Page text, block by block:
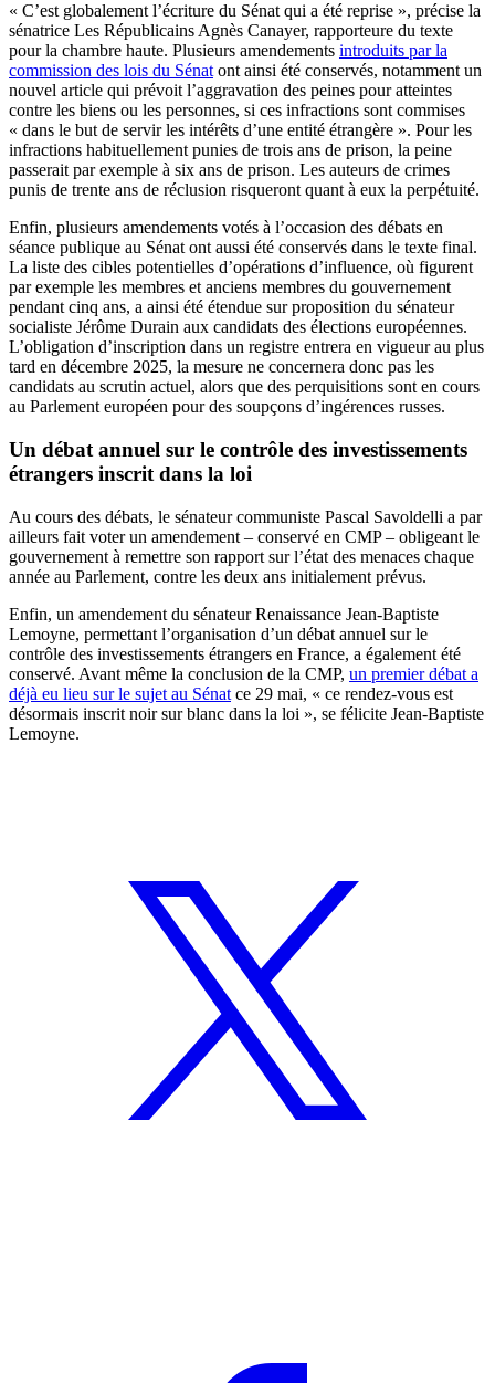
« C’est globalement l’écriture du Sénat qui a été reprise », précise la
sénatrice Les Républicains Agnès Canayer, rapporteure du texte
pour la chambre haute. Plusieurs amendements introduits par la
commission des lois du Sénat ont ainsi été conservés, notamment un
nouvel article qui prévoit l’aggravation des peines pour atteintes
contre les biens ou les personnes, si ces infractions sont commises
« dans le but de servir les intérêts d’une entité étrangère ». Pour les
infractions habituellement punies de trois ans de prison, la peine
passerait par exemple à six ans de prison. Les auteurs de crimes
punis de trente ans de réclusion risqueront quant à eux la perpétuité.
Enfin, plusieurs amendements votés à l’occasion des débats en
séance publique au Sénat ont aussi été conservés dans le texte final.
La liste des cibles potentielles d’opérations d’influence, où figurent
par exemple les membres et anciens membres du gouvernement
pendant cinq ans, a ainsi été étendue sur proposition du sénateur
socialiste Jérôme Durain aux candidats des élections européennes.
L’obligation d’inscription dans un registre entrera en vigueur au plus
tard en décembre 2025, la mesure ne concernera donc pas les
candidats au scrutin actuel, alors que des perquisitions sont en cours
au Parlement européen pour des soupçons d’ingérences russes.
Un débat annuel sur le contrôle des investissements
étrangers inscrit dans la loi
Au cours des débats, le sénateur communiste Pascal Savoldelli a par
ailleurs fait voter un amendement – conservé en CMP – obligeant le
gouvernement à remettre son rapport sur l’état des menaces chaque
année au Parlement, contre les deux ans initialement prévus.
Enfin, un amendement du sénateur Renaissance Jean-Baptiste
Lemoyne, permettant l’organisation d’un débat annuel sur le
contrôle des investissements étrangers en France, a également été
conservé. Avant même la conclusion de la CMP, un premier débat a
déjà eu lieu sur le sujet au Sénat ce 29 mai, « ce rendez-vous est
désormais inscrit noir sur blanc dans la loi », se félicite Jean-Baptiste
Lemoyne.